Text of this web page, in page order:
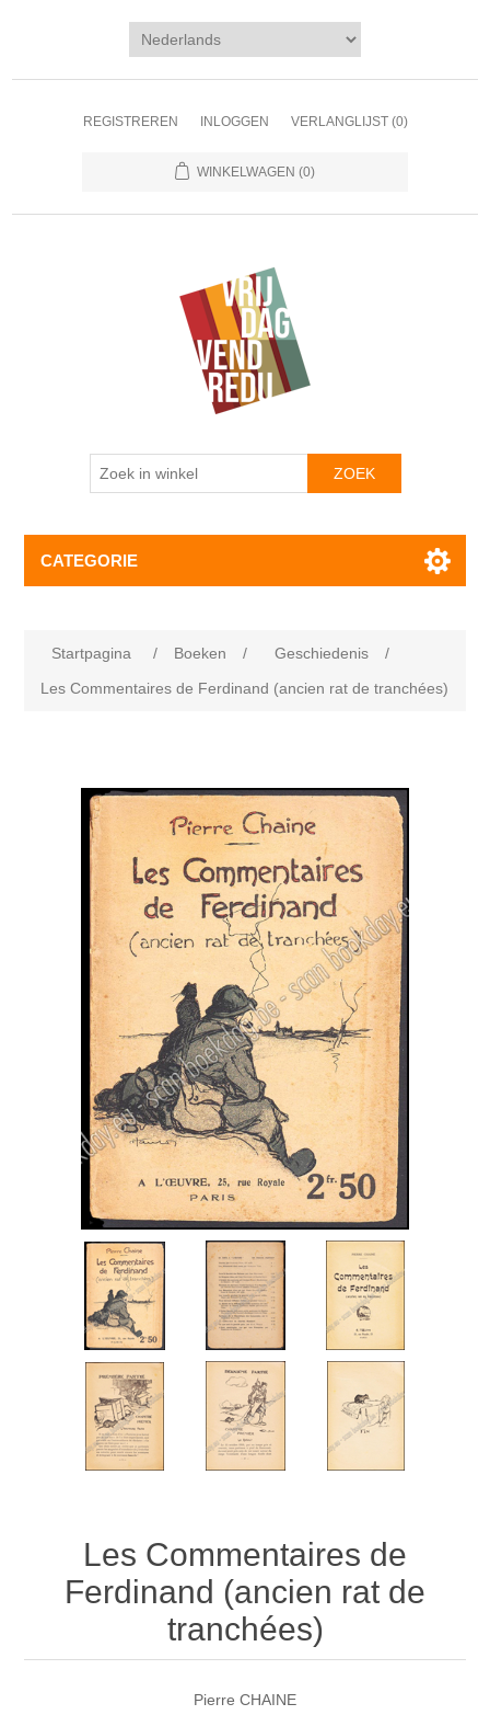
REGISTREREN INLOGGEN VERLANGLIJST (0)
WINKELWAGEN (0)
CATEGORIE
Startpagina / Boeken / Geschiedenis
/
Les Commentaires de Ferdinand (ancien rat de tranchées)
Les Commentaires de
Ferdinand (ancien rat de
tranchées)
Pierre CHAINE